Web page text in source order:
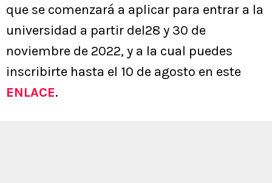
que se comenzará a aplicar para entrar a la
universidad a partir del28 y 30 de
noviembre de 2022, y a la cual puedes
inscribirte hasta el 10 de agosto en este
ENLACE.